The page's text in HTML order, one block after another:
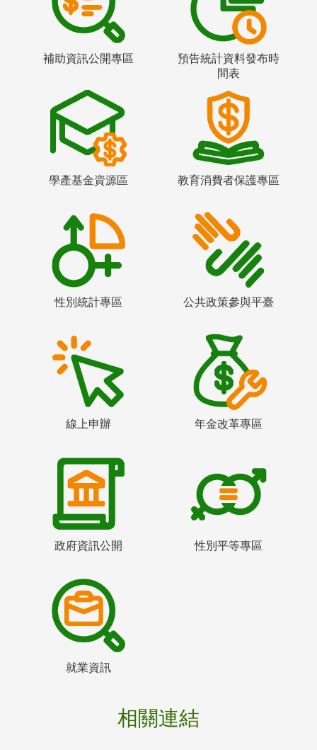
補助資訊公開專區
預告統計資料發布時
間表
學產基金資源區 教育消費者保護專區
性別統計專區 公共政策參與平臺
線上申辦 年金改革專區
政府資訊公開 性別平等專區
就業資訊
相關連結